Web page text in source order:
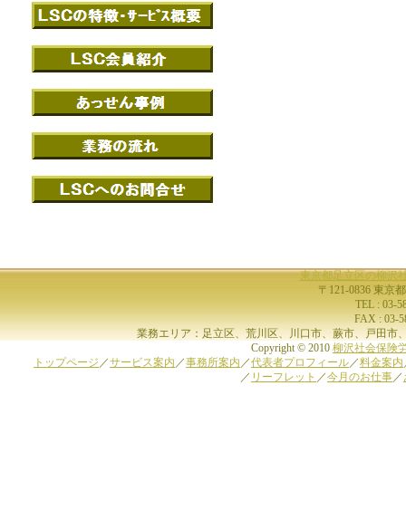
東京都足立区の柳沢
〒121-0836 東京
TEL : 03-
FAX : 03-
業務エリア：足立区、荒川区、川口市、蕨市、戸田市
Copyright © 2010 柳沢社会保険
トップページ ／サービス案内 ／事務所案内 ／代表者プロフィール／料金案内
／ リーフレット ／今月のお仕事／